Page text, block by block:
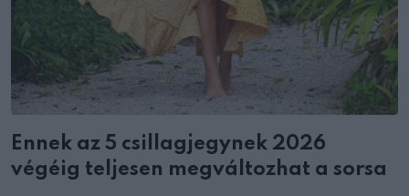
Ennek az 5 csillagjegynek 2026
végéig teljesen megváltozhat a sorsa